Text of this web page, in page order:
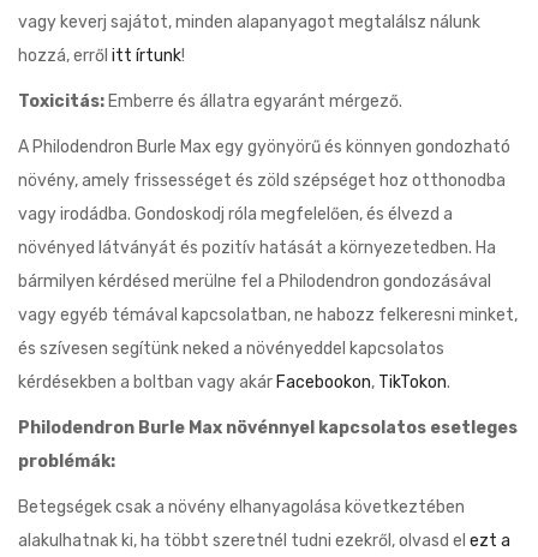
vagy keverj sajátot, minden alapanyagot megtalálsz nálunk
hozzá, erről itt írtunk!
Toxicitás: Emberre és állatra egyaránt mérgező.
A Philodendron Burle Max egy gyönyörű és könnyen gondozható
növény, amely frissességet és zöld szépséget hoz otthonodba
vagy irodádba. Gondoskodj róla megfelelően, és élvezd a
növényed látványát és pozitív hatását a környezetedben. Ha
bármilyen kérdésed merülne fel a Philodendron gondozásával
vagy egyéb témával kapcsolatban, ne habozz felkeresni minket,
és szívesen segítünk neked a növényeddel kapcsolatos
kérdésekben a boltban vagy akár Facebookon, TikTokon.
Philodendron Burle Max növénnyel kapcsolatos esetleges
problémák:
Betegségek csak a növény elhanyagolása következtében
alakulhatnak ki, ha többt szeretnél tudni ezekről, olvasd el ezt a